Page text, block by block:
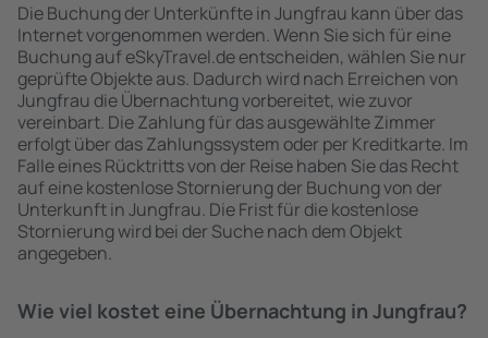
Die Buchung der Unterkünfte in Jungfrau kann über das
Internet vorgenommen werden. Wenn Sie sich für eine
Buchung auf eSkyTravel.de entscheiden, wählen Sie nur
geprüfte Objekte aus. Dadurch wird nach Erreichen von
Jungfrau die Übernachtung vorbereitet, wie zuvor
vereinbart. Die Zahlung für das ausgewählte Zimmer
erfolgt über das Zahlungssystem oder per Kreditkarte. Im
Falle eines Rücktritts von der Reise haben Sie das Recht
auf eine kostenlose Stornierung der Buchung von der
Unterkunft in Jungfrau. Die Frist für die kostenlose
Stornierung wird bei der Suche nach dem Objekt
angegeben.
Wie viel kostet eine Übernachtung in Jungfrau?